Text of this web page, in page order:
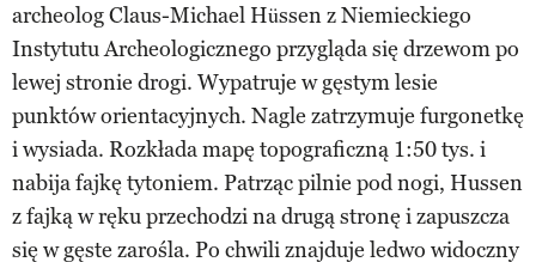
archeolog Claus-Michael Hüssen z Niemieckiego
Instytutu Archeologicznego przygląda się drzewom po
lewej stronie drogi. Wypatruje w gęstym lesie
punktów orientacyjnych. Nagle zatrzymuje furgonetkę
i wysiada. Rozkłada mapę topograficzną 1:50 tys. i
nabija fajkę tytoniem. Patrząc pilnie pod nogi, Hussen
z fajką w ręku przechodzi na drugą stronę i zapuszcza
się w gęste zarośla. Po chwili znajduje ledwo widoczny